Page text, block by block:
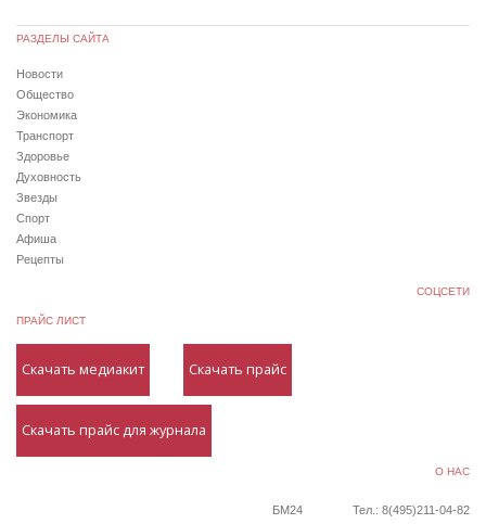
РАЗДЕЛЫ САЙТА
Новости
Общество
Экономика
Транспорт
Здоровье
Духовность
Звезды
Спорт
Афиша
Рецепты
СОЦСЕТИ
ПРАЙС ЛИСТ
Скачать медиакит Скачать прайс
Скачать прайс для журнала
О НАС
БМ24 Тел.: 8(495)211-04-82